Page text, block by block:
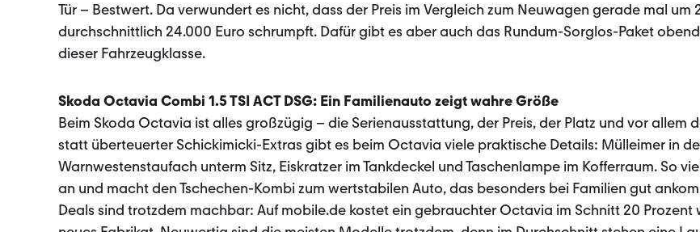
Tür – Bestwert. Da verwundert es nicht, dass der Preis im Vergleich zum Neuwagen ge­rade mal um
durchschnittlich 24.000 Euro schrumpft. Dafür gibt es aber auch das Rundum-Sorglos-Paket
dieser Fahrzeug­klasse.
Skoda Octavia Combi 1.5 TSI ACT DSG: Ein Familienauto zeigt wahre Größe
Beim Skoda Octavia ist alles großzügig – die Serienausstattung, der Preis, der Platz und vor allem
statt überteuerter Schickimicki-Extras gibt es beim Octavia viele praktische Details: Mülleimer in
Warnwestenstaufach unterm Sitz, Eiskratzer im Tankdeckel und Taschenlampe im Kofferraum. So
an und macht den Tschechen-Kombi zum wertstabilen Auto, das besonders bei Familien gut
Deals sind trotzdem machbar: Auf mobile.de kostet ein gebrauchter Octavia im Schnitt 20 Prozent